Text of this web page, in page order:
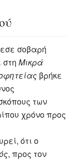
σοβαρή
στη Μικρά
βρήκε
των
χρόνο προς
ότι ο
, προς τον